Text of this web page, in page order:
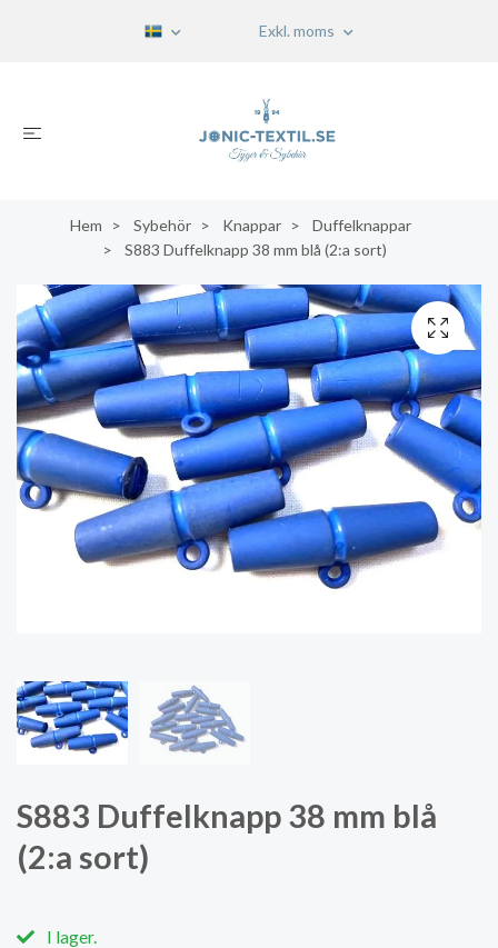
Exkl. moms
Hem Sybehör Knappar
Duffelknappar
S883 Duffelknapp 38 mm blå (2:a sort)
S883 Duffelknapp 38 mm blå
(2:a sort)
I lager.